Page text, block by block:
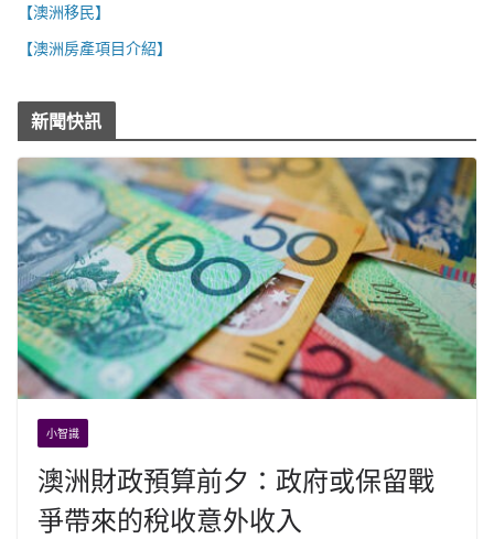
【澳洲移民】
【澳洲房產項目介紹】
新聞快訊
小智識
澳洲財政預算前夕：政府或保留戰
爭帶來的稅收意外收入